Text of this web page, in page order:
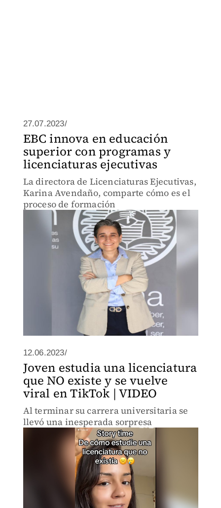
27.07.2023/
EBC innova en educación
superior con programas y
licenciaturas ejecutivas
La directora de Licenciaturas Ejecutivas,
Karina Avendaño, comparte cómo es el
proceso de formación
12.06.2023/
Joven estudia una licenciatura
que NO existe y se vuelve
viral en TikTok | VIDEO
Al terminar su carrera universitaria se
llevó una inesperada sorpresa